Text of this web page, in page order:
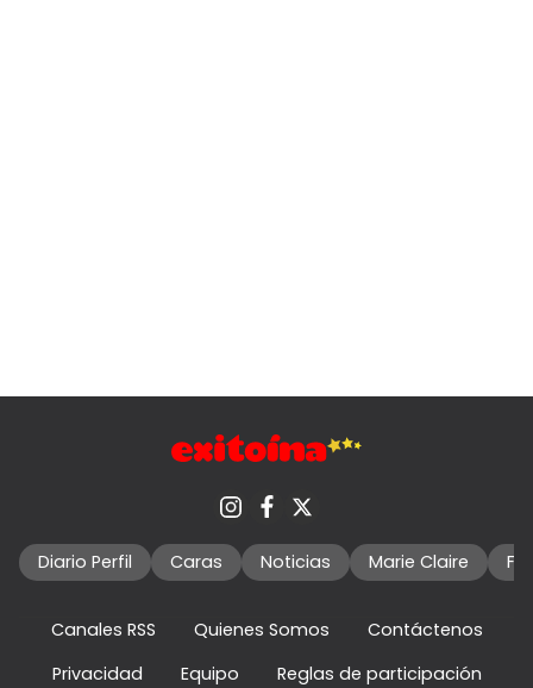
Diario Perfil Caras Noticias Marie Claire
Canales RSS Quienes Somos
Contáctenos
Privacidad
Equipo Reglas de participación